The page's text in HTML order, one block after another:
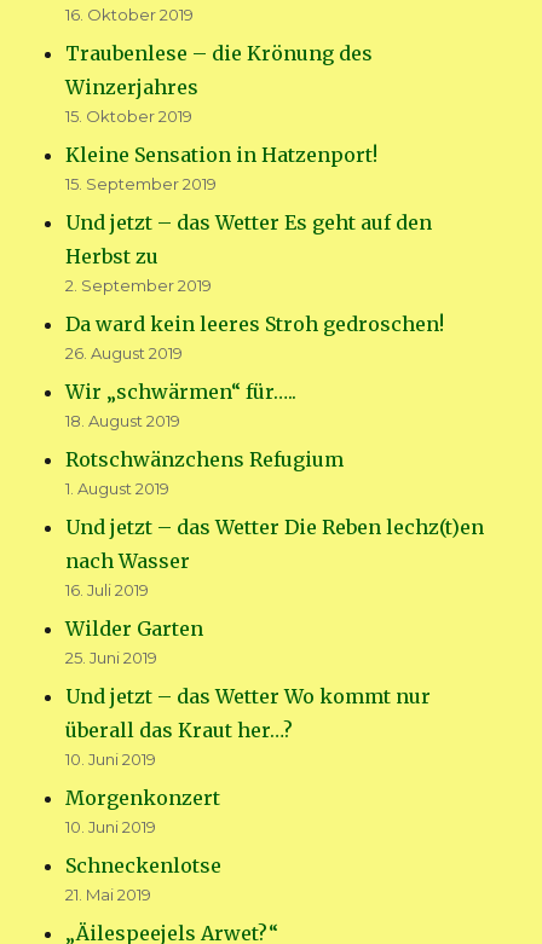
16. Oktober 2019
Traubenlese – die Krönung des
Winzerjahres
15. Oktober 2019
Kleine Sensation in Hatzenport!
15. September 2019
Und jetzt – das Wetter Es geht auf den
Herbst zu
2. September 2019
Da ward kein leeres Stroh gedroschen!
26. August 2019
Wir „schwärmen“ für…..
18. August 2019
Rotschwänzchens Refugium
1. August 2019
Und jetzt – das Wetter Die Reben lechz(t)en
nach Wasser
16. Juli 2019
Wilder Garten
25. Juni 2019
Und jetzt – das Wetter Wo kommt nur
überall das Kraut her…?
10. Juni 2019
Morgenkonzert
10. Juni 2019
Schneckenlotse
21. Mai 2019
„Äilespeejels Arwet?“